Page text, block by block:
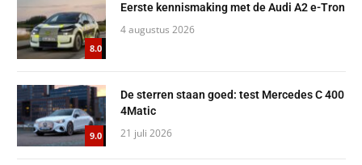
8.0
Eerste kennismaking met de Audi A2 e-Tron
4 augustus 2026
9.0
De sterren staan goed: test Mercedes C 400
4Matic
21 juli 2026